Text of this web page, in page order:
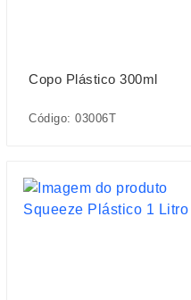
Copo Plástico 300ml
Código: 03006T